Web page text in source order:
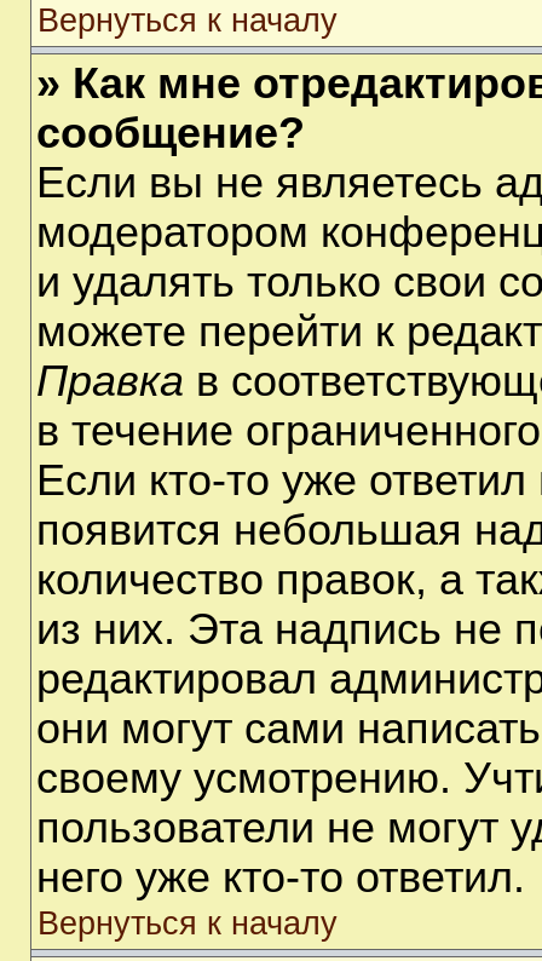
Вернуться к началу
» Как мне
сообщение?
Если вы не являетесь
модератором
и удалять только свои
можете перейти к
Правка в
в течение
Если кто-то уже
появится небольшая
количество правок, а
из них. Эта надпись не
редактировал
они могут сами
своему усмотрению.
пользователи не могут
него уже кто-то ответил.
Вернуться к началу